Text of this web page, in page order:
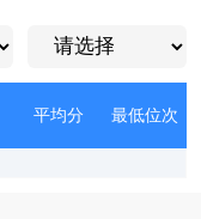
平均分 最低位次